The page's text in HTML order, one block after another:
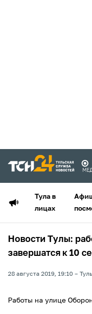
Тула в
лицах
Новости Тулы:
завершатся к 10
28 августа 2019, 19:10
Работы на улице